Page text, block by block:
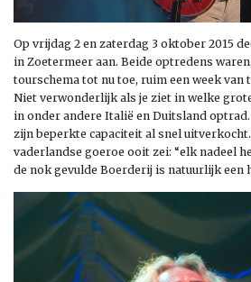
Op vrijdag 2 en zaterdag 3 oktober 2015
in Zoetermeer aan. Beide optredens
tourschema tot nu toe, ruim een week van
Niet verwonderlijk als je ziet in welke
in onder andere Italië en Duitsland
zijn beperkte capaciteit al snel
vaderlandse goeroe ooit zei: “elk nadeel
de nok gevulde Boerderij is natuurlijk een